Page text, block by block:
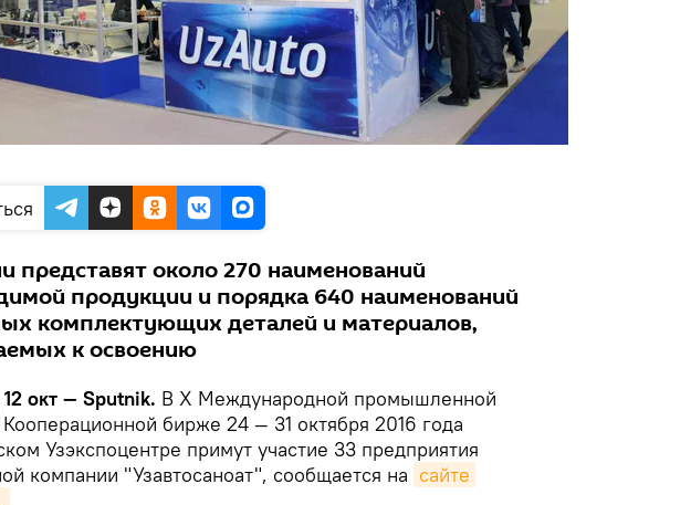
представят около 270 наименований
продукции и порядка 640 наименований
комплектующих деталей и материалов,
к освоению
окт — Sputnik. В X Международной промышленной
бирже 24 — 31 октября 2016 года
Узэкспоцентре примут участие 33 предприятия
компании "Узавтосаноат", сообщается на сайте